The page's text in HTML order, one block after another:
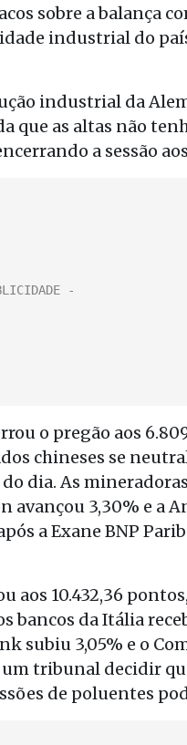
sobre a balança
industrial do
industrial da
que as altas não
a sessão
o pregão aos
chineses se
dia. As
3,30% e a
a Exane BNP
aos 10.432,36
bancos da Itália
subiu 3,05% e o
tribunal decidir
de poluentes